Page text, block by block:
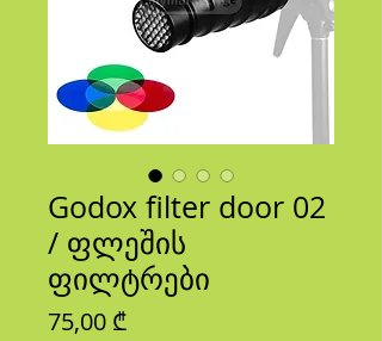
Godox filter door 02
/ ფლეშის
ფილტრები
75,00 ₾Price